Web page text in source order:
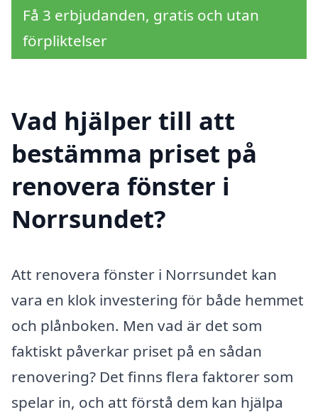
Få 3 erbjudanden, gratis och utan
förpliktelser
Vad hjälper till att
bestämma priset på
renovera fönster i
Norrsundet?
Att renovera fönster i Norrsundet kan
vara en klok investering för både hemmet
och plånboken. Men vad är det som
faktiskt påverkar priset på en sådan
renovering? Det finns flera faktorer som
spelar in, och att förstå dem kan hjälpa